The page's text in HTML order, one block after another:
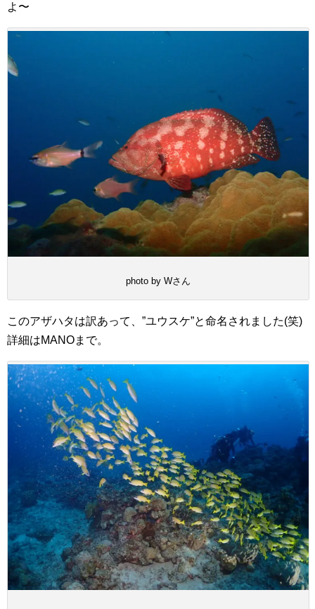
よ〜
photo by Wさん
このアザハタは訳あって、”ユウスケ”と命名されました(笑)
詳細はMANOまで。